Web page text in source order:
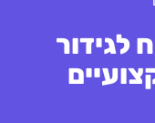
לגידור